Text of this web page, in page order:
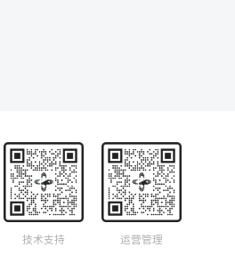
技术支持 运营管理